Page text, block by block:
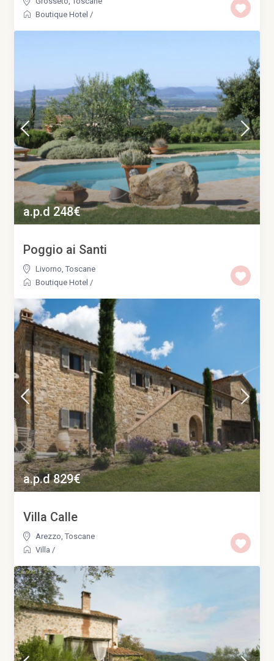
Boutique Hotel /
a.p.d 248€
Poggio ai Santi
Livorno ,Toscane
Boutique Hotel /
a.p.d 829€
Villa Calle
Arezzo,Toscane
Villa /